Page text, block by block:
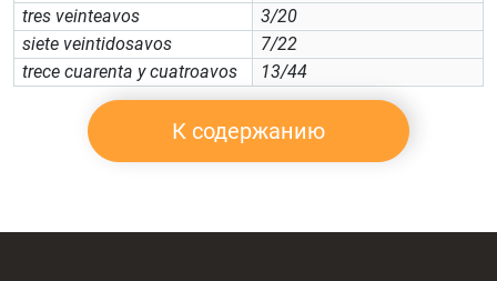
tres veinteavos
3/20
siete veintidosavos
7/22
trece cuarenta у cuatroavos
13/44
К содержанию